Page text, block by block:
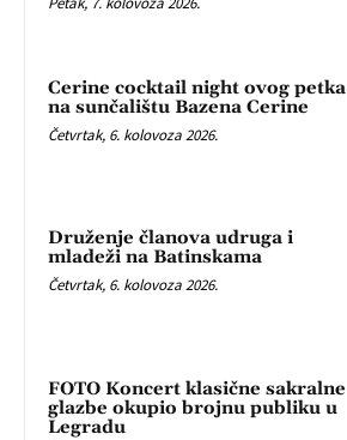
Cerine cocktail night ovog petka
na sunčalištu Bazena Cerine
Četvrtak, 6. kolovoza 2026.
Druženje članova udruga i
mladeži na Batinskama
Četvrtak, 6. kolovoza 2026.
FOTO Koncert klasične sakralne
glazbe okupio brojnu publiku u
Legradu